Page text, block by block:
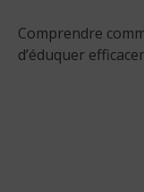
Comprendre
d’éduquer